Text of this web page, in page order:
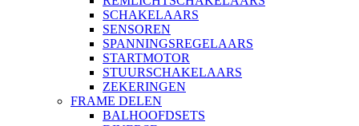
SCHAKELAARS
SENSOREN
SPANNINGSREGELAARS
STARTMOTOR
STUURSCHAKELAARS
ZEKERINGEN
FRAME DELEN
BALHOOFDSETS